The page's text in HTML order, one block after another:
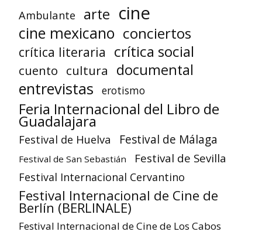
Ambulante arte cine
cine mexicano conciertos
crítica literaria crítica social
cuento cultura documental
entrevistas erotismo
Feria Internacional del Libro de
Guadalajara
Festival de Huelva Festival de Málaga
Festival de San Sebastián Festival de Sevilla
Festival Internacional Cervantino
Festival Internacional de Cine de
Berlín (BERLINALE)
Festival Internacional de Cine de Los Cabos